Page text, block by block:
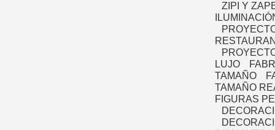
ZIPI Y
LUJO
TAMAÑO
TAMAÑO
FIGURAS